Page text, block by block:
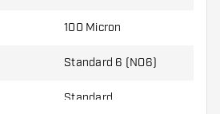
100 Micron
Standard 6 (NO6)
Standard